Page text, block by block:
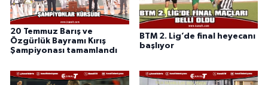
20 Temmuz Barış ve
Özgürlük Bayramı Kırış
Şampiyonası tamamlandı
BTM 2. Lig’de final heyecanı
başlıyor